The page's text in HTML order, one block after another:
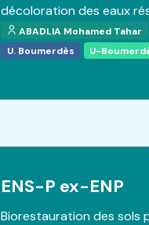
décoloration des eaux
ABADLIA Mohamed Tahar
U. Boumerdès
U-
ENS-P ex-ENP
Biorestauration des sols